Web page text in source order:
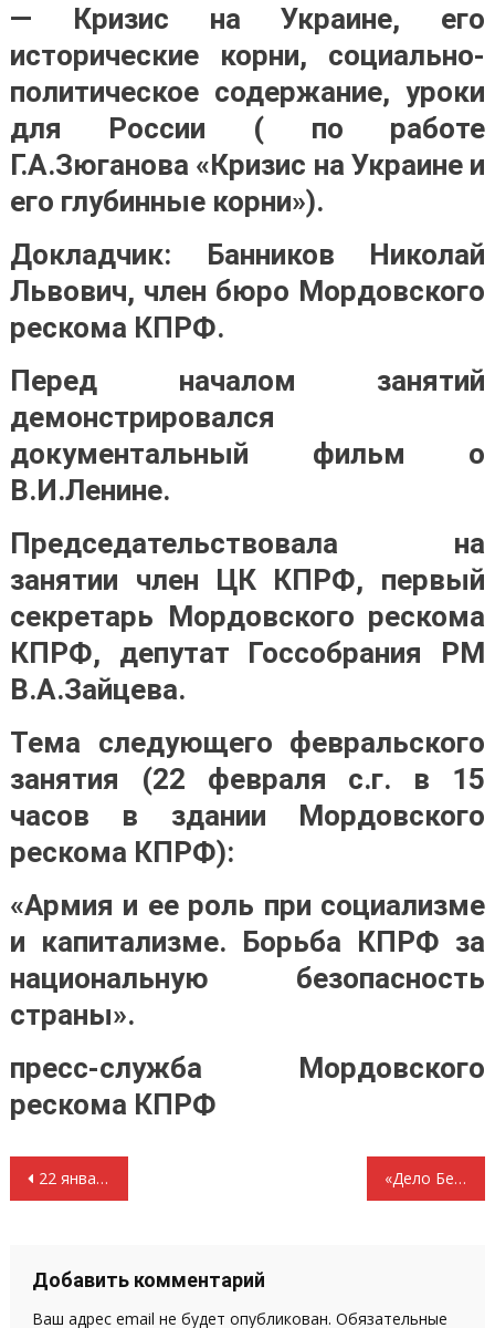
— Кризис на Украине, его
исторические корни, социально-
политическое содержание, уроки
для России ( по работе
Г.А.Зюганова «Кризис на Украине и
его глубинные корни»).
Докладчик: Банников Николай
Львович, член бюро Мордовского
рескома КПРФ.
Перед началом занятий
демонстрировался
документальный фильм о
В.И.Ленине.
Председательствовала на
занятии член ЦК КПРФ, первый
секретарь Мордовского рескома
КПРФ, депутат Госсобрания РМ
В.А.Зайцева.
Тема следующего февральского
занятия (22 февраля с.г. в 15
часов в здании Мордовского
рескома КПРФ):
«Армия и ее роль при социализме
и капитализме. Борьба КПРФ за
национальную безопасность
страны».
пресс-служба Мордовского
рескома КПРФ
Навигация
записям
22 января 2015 года состоялось заседание бюро Мордовского республиканского отделения КПРФ «Дело Бессонова». «Над законом», специальный репортаж телеканала «Красная линия»
Добавить комментарий
Ваш адрес email не будет опубликован. Обязательные